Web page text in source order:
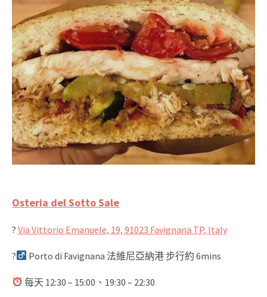
Osteria del Sotto Sale
? Via Vittorio Emanuele, 19, 91023 Favignana TP, Italy
?‍ Porto di Favignana 法維尼亞納港 步行約 6mins
每天 12:30 – 15:00、19:30 – 22:30